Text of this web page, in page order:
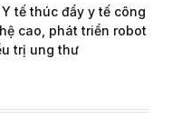
Y tế thúc đẩy y tế công
cao, phát triển robot
trị ung thư